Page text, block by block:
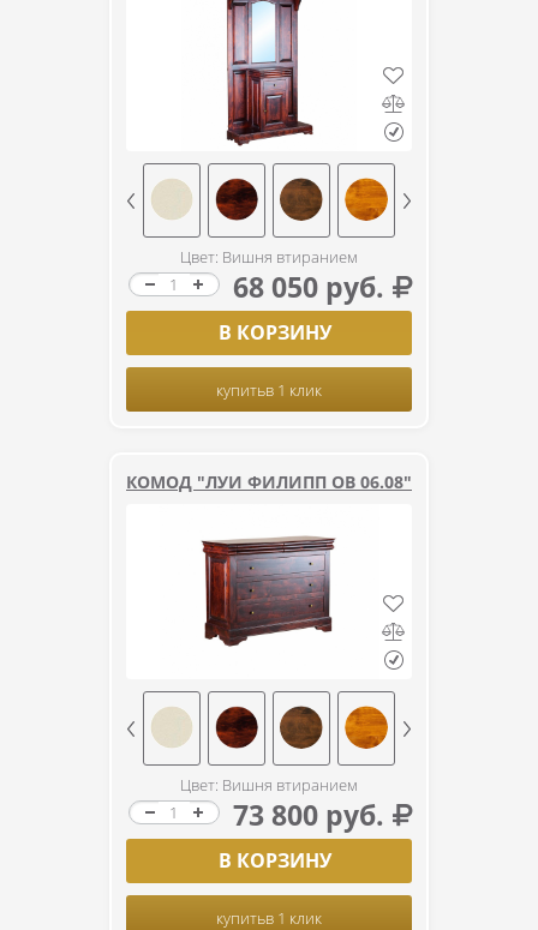
Цвет: Вишня втиранием
68 050 руб.
В КОРЗИНУ
купитьв 1 клик
КОМОД "ЛУИ ФИЛИПП ОВ 06.08"
Цвет: Вишня втиранием
73 800 руб.
В КОРЗИНУ
купитьв 1 клик